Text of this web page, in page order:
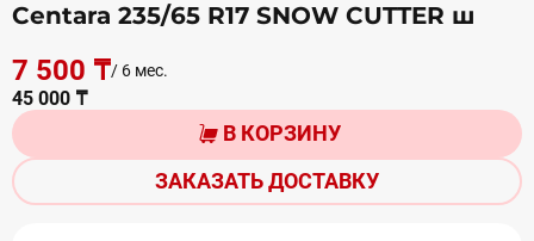
Centara 235/65 R17 SNOW CUTTER ш
7 500 ₸/ 6 мес.
45 000 ₸
В КОРЗИНУ
ЗАКАЗАТЬ ДОСТАВКУ